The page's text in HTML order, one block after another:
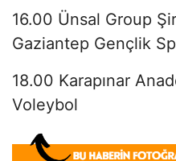
16.00 Ünsal Group
Gaziantep Gençlik
18.00 Karapınar
Voleybol